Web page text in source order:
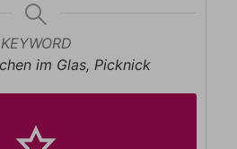
KEYWORD
im Glas, Picknick